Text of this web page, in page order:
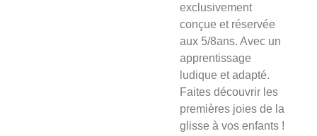
exclusivement
conçue et réservée
aux 5/8ans. Avec un
apprentissage
ludique et adapté.
Faites découvrir les
premières joies de la
glisse à vos enfants !